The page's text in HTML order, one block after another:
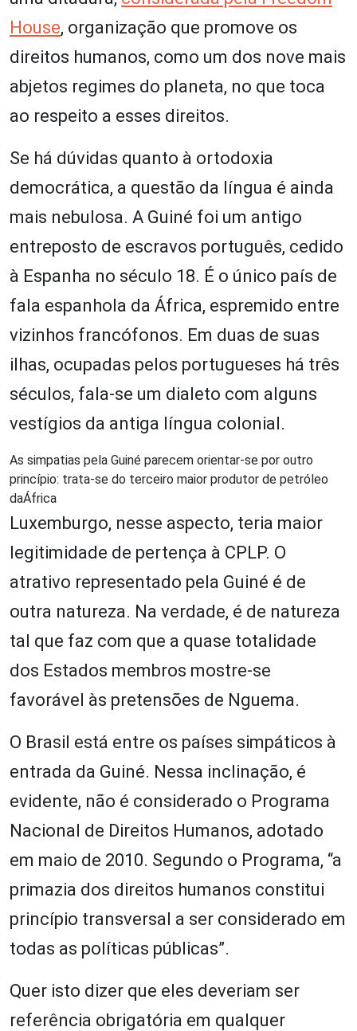
House, organização que promove os
direitos humanos, como um dos nove mais
abjetos regimes do planeta, no que toca
ao respeito a esses direitos.
Se há dúvidas quanto à ortodoxia
democrática, a questão da língua é ainda
mais nebulosa. A Guiné foi um antigo
entreposto de escravos português, cedido
à Espanha no século 18. É o único país de
fala espanhola da África, espremido entre
vizinhos francófonos. Em duas de suas
ilhas, ocupadas pelos portugueses há três
séculos, fala-se um dialeto com alguns
vestígios da antiga língua colonial.
As simpatias pela Guiné parecem orientar-se por outro
princípio: trata-se do terceiro maior produtor de petróleo
daÁfrica
Luxemburgo, nesse aspecto, teria maior
legitimidade de pertença à CPLP. O
atrativo representado pela Guiné é de
outra natureza. Na verdade, é de natureza
tal que faz com que a quase totalidade
dos Estados membros mostre-se
favorável às pretensões de Nguema.
O Brasil está entre os países simpáticos à
entrada da Guiné. Nessa inclinação, é
evidente, não é considerado o Programa
Nacional de Direitos Humanos, adotado
em maio de 2010. Segundo o Programa, “a
primazia dos direitos humanos constitui
princípio transversal a ser considerado em
todas as políticas públicas”.
Quer isto dizer que eles deveriam ser
referência obrigatória em qualquer